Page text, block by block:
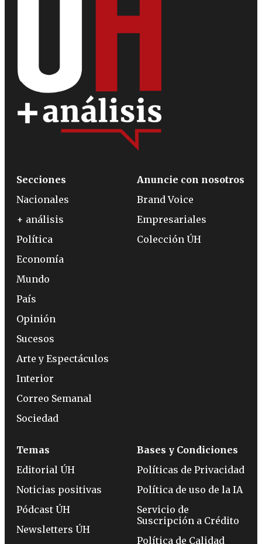
Secciones
Nacionales
+ análisis
Política
Economía
Mundo
País
Opinión
Sucesos
Arte y Espectáculos
Interior
Correo Semanal
Sociedad
Anuncie con nosotros
Brand Voice
Empresariales
Colección ÚH
Temas
Editorial ÚH
Noticias positivas
Pódcast ÚH
Newsletters ÚH
Bases y Condiciones
Políticas de Privacidad
Política de uso de la IA
Servicio de
Suscripción a Crédito
Política de Calidad